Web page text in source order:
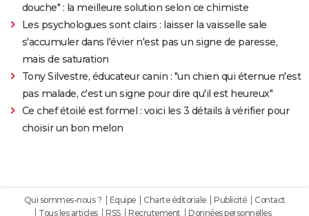
douche" : la meilleure solution selon ce chimiste
Les psychologues sont clairs : laisser la vaisselle sale
s'accumuler dans l'évier n'est pas un signe de paresse,
mais de saturation
Tony Silvestre, éducateur canin : "un chien qui éternue n'est
pas malade, c'est un signe pour dire qu'il est heureux"
Ce chef étoilé est formel : voici les 3 détails à vérifier pour
choisir un bon melon
Qui sommes-nous ? Equipe Charte éditoriale Publicité
Contact
Tous les articles
RSS Recrutement Données personnelles